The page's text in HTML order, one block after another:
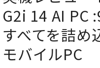
ス
キ
ッ
プ
G2i 14 AI PC
すべてを詰め
モバイルPC